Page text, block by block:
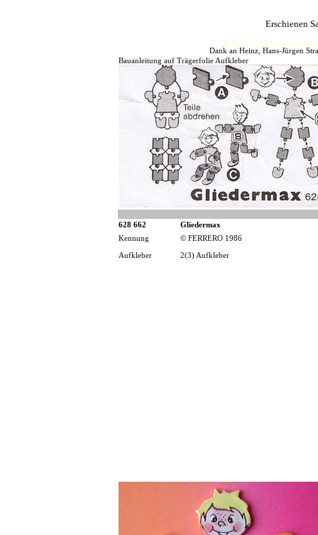
Erschienen
HJFHenze - Helmut´s
Dank an Heinz, Hans-Jürgen
Bauanleitung auf Trägerfolie Aufkleber
628 662
Gliedermax
Kennung
© FERRERO 1986
Aufkleber 2(3) Aufkleber